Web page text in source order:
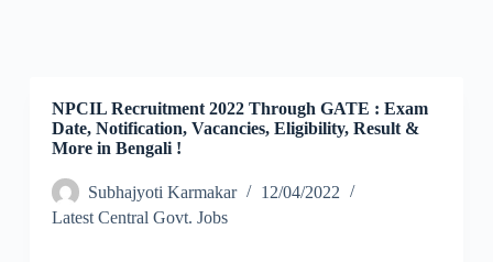
NPCIL Recruitment 2022 Through GATE : Exam
Date, Notification, Vacancies, Eligibility, Result &
More in Bengali !
Subhajyoti Karmakar
12/04/2022
Latest Central Govt. Jobs